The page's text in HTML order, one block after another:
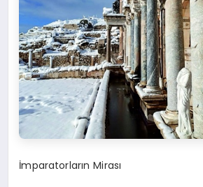
İmparatorların Mirası